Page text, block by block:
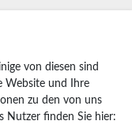
von diesen sind
Website und Ihre
zu den von uns
Nutzer finden Sie hier: